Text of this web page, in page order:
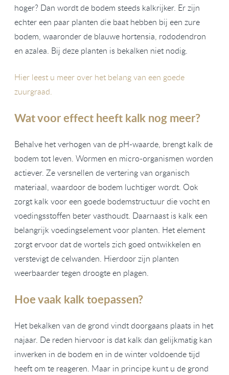
hoger? Dan wordt de bodem steeds kalkrijker. Er zijn
echter een paar planten die baat hebben bij een zure
bodem, waaronder de blauwe hortensia, rododendron
en azalea. Bij deze planten is bekalken niet nodig.
Hier leest u meer over het belang van een goede
zuurgraad.
Wat voor effect heeft kalk nog meer?
Behalve het verhogen van de pH-waarde, brengt kalk de
bodem tot leven. Wormen en micro-organismen worden
actiever. Ze versnellen de vertering van organisch
materiaal, waardoor de bodem luchtiger wordt. Ook
zorgt kalk voor een goede bodemstructuur die vocht en
voedingsstoffen beter vasthoudt. Daarnaast is kalk een
belangrijk voedingselement voor planten. Het element
zorgt ervoor dat de wortels zich goed ontwikkelen en
verstevigt de celwanden. Hierdoor zijn planten
weerbaarder tegen droogte en plagen.
Hoe vaak kalk toepassen?
Het bekalken van de grond vindt doorgaans plaats in het
najaar. De reden hiervoor is dat kalk dan gelijkmatig kan
inwerken in de bodem en in de winter voldoende tijd
heeft om te reageren. Maar in principe kunt u de grond